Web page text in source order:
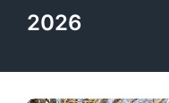
2026